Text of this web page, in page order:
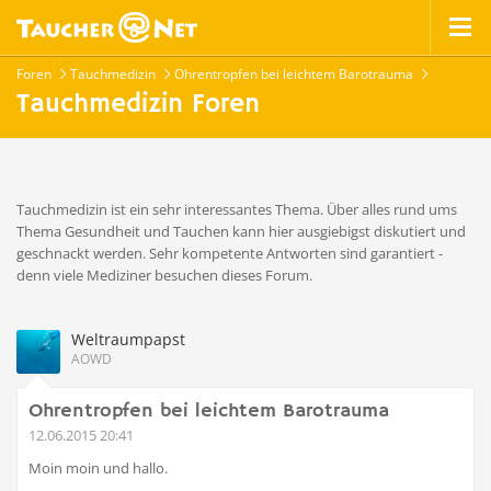
Foren Tauchmedizin Ohrentropfen bei leichtem Barotrauma
Tauchmedizin Foren
Tauchmedizin ist ein sehr interessantes Thema. Über alles rund ums
Thema Gesundheit und Tauchen kann hier ausgiebigst diskutiert und
geschnackt werden. Sehr kompetente Antworten sind garantiert -
denn viele Mediziner besuchen dieses Forum.
Weltraumpapst
AOWD
Ohrentropfen bei leichtem Barotrauma
12.06.2015 20:41
Moin moin und hallo.